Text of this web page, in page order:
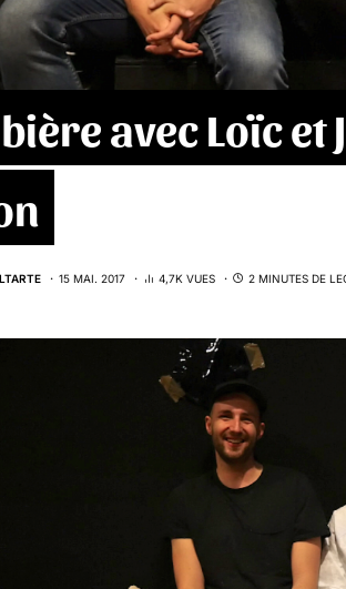
avec Loïc et
15 MAI. 2017 4,7K VUES 2 MINUTES DE